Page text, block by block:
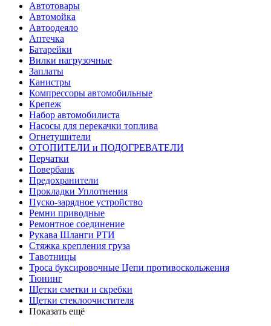
Автотовары
Автомойка
Автоодеяло
Аптечка
Батарейки
Вилки нагрузочные
Заплаты
Канистры
Компрессоры автомобильные
Крепеж
Набор автомобилиста
Насосы для перекачки топлива
Огнетушители
ОТОПИТЕЛИ и ПОДОГРЕВАТЕЛИ
Перчатки
Повербанк
Предохранители
Прокладки Уплотнения
Пуско-зарядное устройство
Ремни приводные
Ремонтное соединение
Рукава Шланги РТИ
Стяжка крепления груза
Тавотницы
Троса буксировочные Цепи противоскольжения
Тюнинг
Щетки сметки и скребки
Щетки стеклоочистителя
Показать ещё